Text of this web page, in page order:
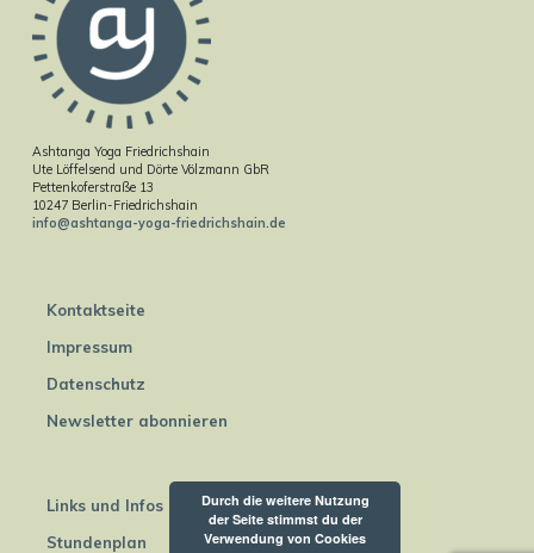
Ashtanga Yoga Friedrichshain
Ute Löffelsend und Dörte Völzmann GbR
Pettenkoferstraße 13
10247 Berlin-Friedrichshain
info@ashtanga-yoga-friedrichshain.de
Kontaktseite
Impressum
Datenschutz
Newsletter abonnieren
Links und Infos
Stundenplan
Durch die weitere Nutzung
der Seite stimmst du der
Verwendung von Cookies